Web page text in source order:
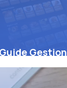
Gestion